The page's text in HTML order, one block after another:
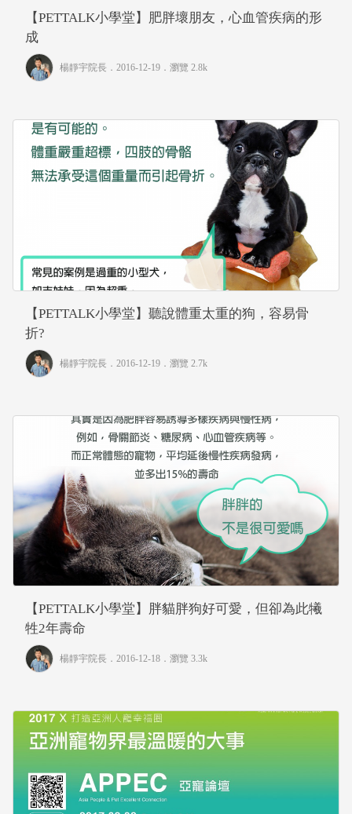
【PETTALK小學堂】肥胖壞朋友，心血管疾病的形
成
楊靜宇院長 ．2016-12-19． 瀏覽 2.8k
【PETTALK小學堂】聽說體重太重的狗，容易骨
折?
楊靜宇院長 ．2016-12-19． 瀏覽 2.7k
【PETTALK小學堂】胖貓胖狗好可愛，但卻為此犧
牲2年壽命
楊靜宇院長 ．2016-12-18． 瀏覽 3.3k